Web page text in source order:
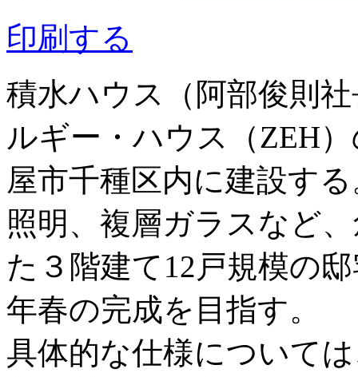
印刷する
積水ハウス（阿部俊則
ルギー・ハウス（ZEH
屋市千種区内に建設す
照明、複層ガラスなど
た３階建て12戸規模の
年春の完成を目指す。
具体的な仕様について